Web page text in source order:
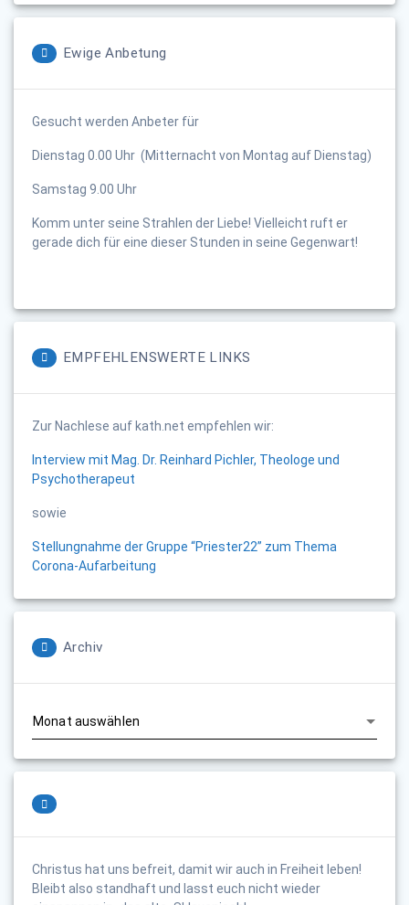
Ewige Anbetung
Gesucht werden Anbeter für
Dienstag 0.00 Uhr (Mitternacht von Montag auf Dienstag)
Samstag 9.00 Uhr
Komm unter seine Strahlen der Liebe! Vielleicht ruft er
gerade dich für eine dieser Stunden in seine Gegenwart!
EMPFEHLENSWERTE LINKS
Zur Nachlese auf kath.net empfehlen wir:
Interview mit Mag. Dr. Reinhard Pichler, Theologe und
Psychotherapeut
sowie
Stellungnahme der Gruppe “Priester22” zum Thema
Corona-Aufarbeitung
Archiv
Christus hat uns befreit, damit wir auch in Freiheit leben!
Bleibt also standhaft und lasst euch nicht wieder